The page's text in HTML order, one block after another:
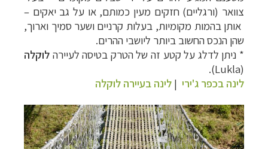
צוואר (ורגליים) חזקים מעין כמותם, או על גב יאקים –
אותן בהמות מקומיות, בעלות קרניים ושער סמיך וארוך,
שהן הנכס החשוב ביותר ליושבי ההרים.
* ניתן לדלג על קטע זה של הטרק בטיסה לעיירה לוקלה
(
Lukla).
לינה בכפר ג'ירי | לינה בעיירה לוקלה